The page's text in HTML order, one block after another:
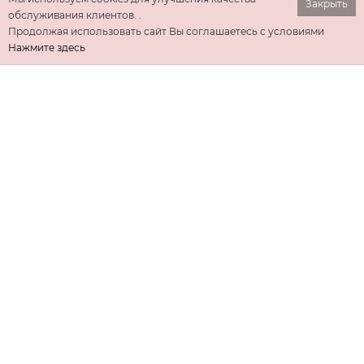
Закрыть
обслуживания клиентов. .
Продолжая использовать сайт Вы соглашаетесь с условиями
Нажмите здесь